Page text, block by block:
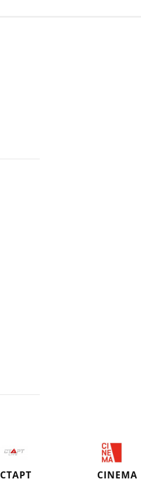
СТАРТ CINEMA